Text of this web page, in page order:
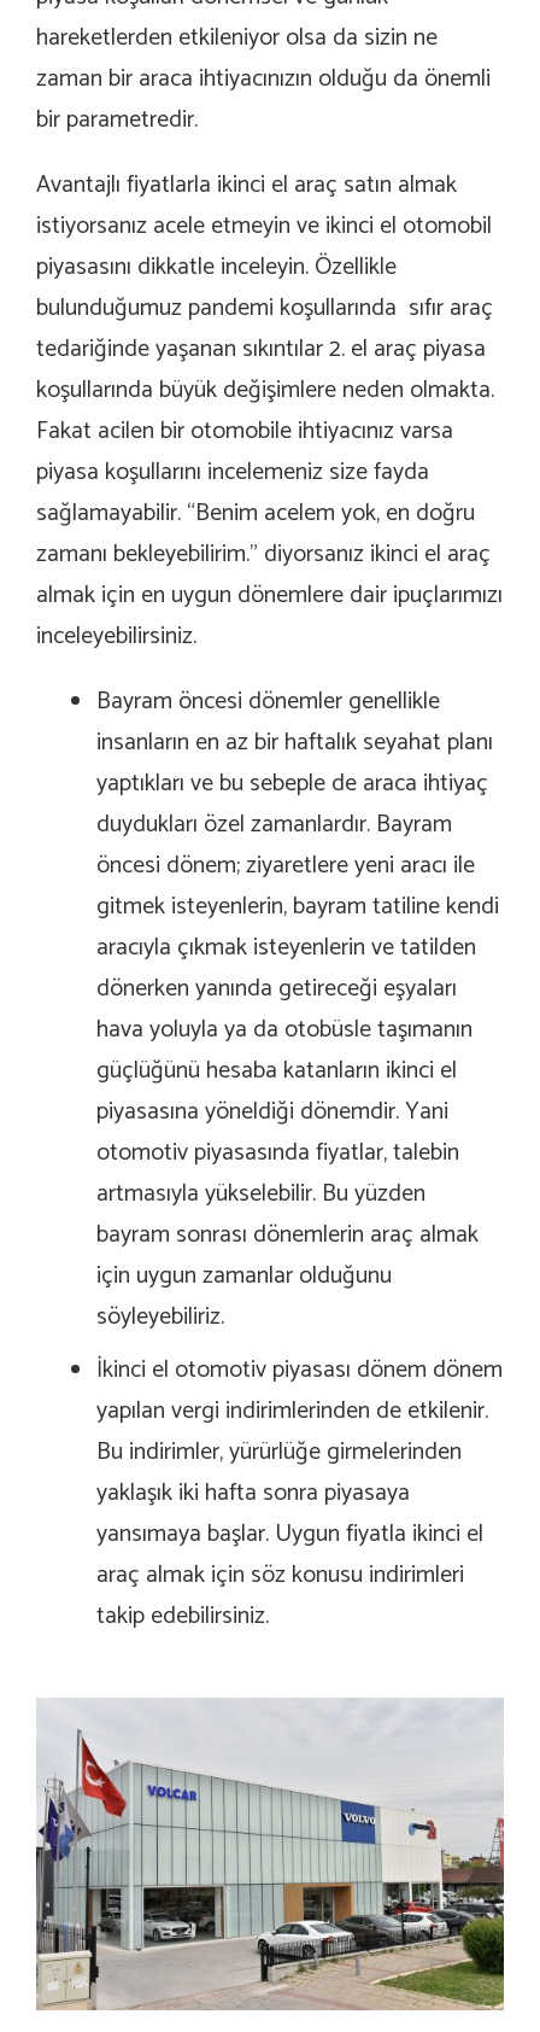
hareketlerden etkileniyor olsa da sizin ne
zaman bir araca ihtiyacınızın olduğu da önemli
bir parametredir.
Avantajlı fiyatlarla ikinci el araç satın almak
istiyorsanız acele etmeyin ve ikinci el otomobil
piyasasını dikkatle inceleyin. Özellikle
bulunduğumuz pandemi koşullarında sıfır araç
tedariğinde yaşanan sıkıntılar 2. el araç piyasa
koşullarında büyük değişimlere neden olmakta.
Fakat acilen bir otomobile ihtiyacınız varsa
piyasa koşullarını incelemeniz size fayda
sağlamayabilir. “Benim acelem yok, en doğru
zamanı bekleyebilirim.” diyorsanız ikinci el araç
almak için en uygun dönemlere dair ipuçlarımızı
inceleyebilirsiniz.
Bayram öncesi dönemler genellikle
insanların en az bir haftalık seyahat planı
yaptıkları ve bu sebeple de araca ihtiyaç
duydukları özel zamanlardır. Bayram
öncesi dönem; ziyaretlere yeni aracı ile
gitmek isteyenlerin, bayram tatiline kendi
aracıyla çıkmak isteyenlerin ve tatilden
dönerken yanında getireceği eşyaları
hava yoluyla ya da otobüsle taşımanın
güçlüğünü hesaba katanların ikinci el
piyasasına yöneldiği dönemdir. Yani
otomotiv piyasasında fiyatlar, talebin
artmasıyla yükselebilir. Bu yüzden
bayram sonrası dönemlerin araç almak
için uygun zamanlar olduğunu
söyleyebiliriz.
İkinci el otomotiv piyasası dönem dönem
yapılan vergi indirimlerinden de etkilenir.
Bu indirimler, yürürlüğe girmelerinden
yaklaşık iki hafta sonra piyasaya
yansımaya başlar. Uygun fiyatla ikinci el
araç almak için söz konusu indirimleri
takip edebilirsiniz.